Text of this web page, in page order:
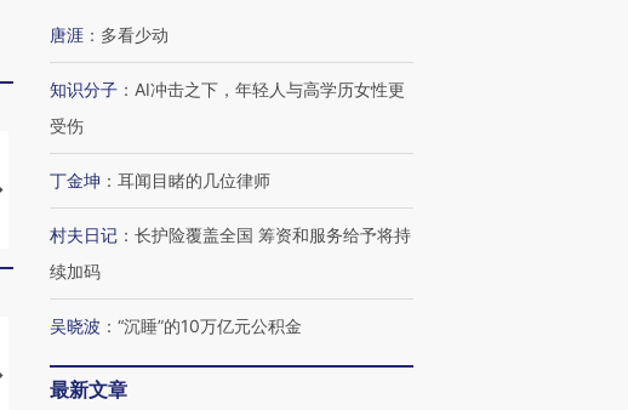
马航飞行员跨国走私7万
粒摇头丸 尿检体内含3种
视线｜被称为“蟑螂”的印
度Z世代 用街头抗争将教
育部长拱下台
机”？难民潮撕裂西班牙
飞地休达
【推广】走进第四届链博
会，让数智科技“链”接产
唐涯 ： 多看少动
知识分子 ： AI冲击之下，年轻人与高学历女性更
受伤
丁金坤 ： 耳闻目睹的几位律师
村夫日记 ： 长护险覆盖全国 筹资和服务给予将持
续加码
吴晓波 ： “沉睡”的10万亿元公积金
最新文章